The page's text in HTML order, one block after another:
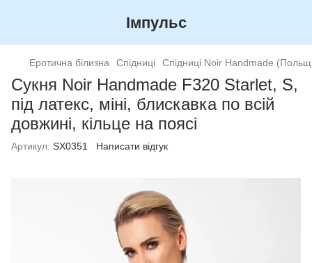
Імпульс
Еротична білизна Спідниці Спідниці Noir Handmade
Сукня Noir Handmade F320 Starlet, S,
під латекс, міні, блискавка по всій
довжині, кільце на поясі
Артикул: SX0351 Написати відгук